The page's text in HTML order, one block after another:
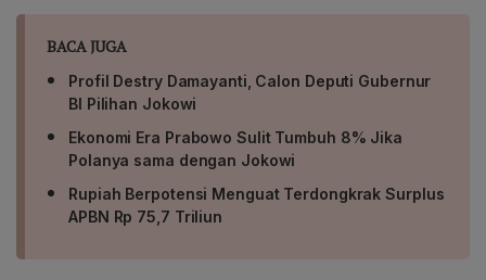
BACA JUGA
Profil Destry Damayanti, Calon Deputi Gubernur
BI Pilihan Jokowi
Ekonomi Era Prabowo Sulit Tumbuh 8% Jika
Polanya sama dengan Jokowi
Rupiah Berpotensi Menguat Terdongkrak Surplus
APBN Rp 75,7 Triliun